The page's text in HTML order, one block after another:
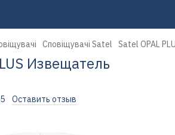
Сповіщувачі Satel Satel OPAL
Извещатель
Оставить отзыв